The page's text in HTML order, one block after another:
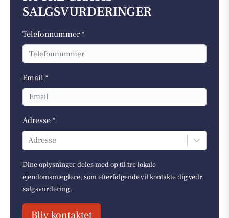
SALGSVURDERINGER
Telefonnummer *
Email *
Adresse *
Adresse
Dine oplysninger deles med op til tre lokale
ejendomsmæglere, som efterfølgende vil kontakte dig vedr.
salgsvurdering.